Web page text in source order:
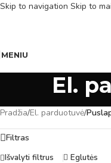
Skip to navigation Skip to
MENIU
El.
Pradžia/El. parduotuvė/
Filtras
Išvalyti filtrus Eglutės